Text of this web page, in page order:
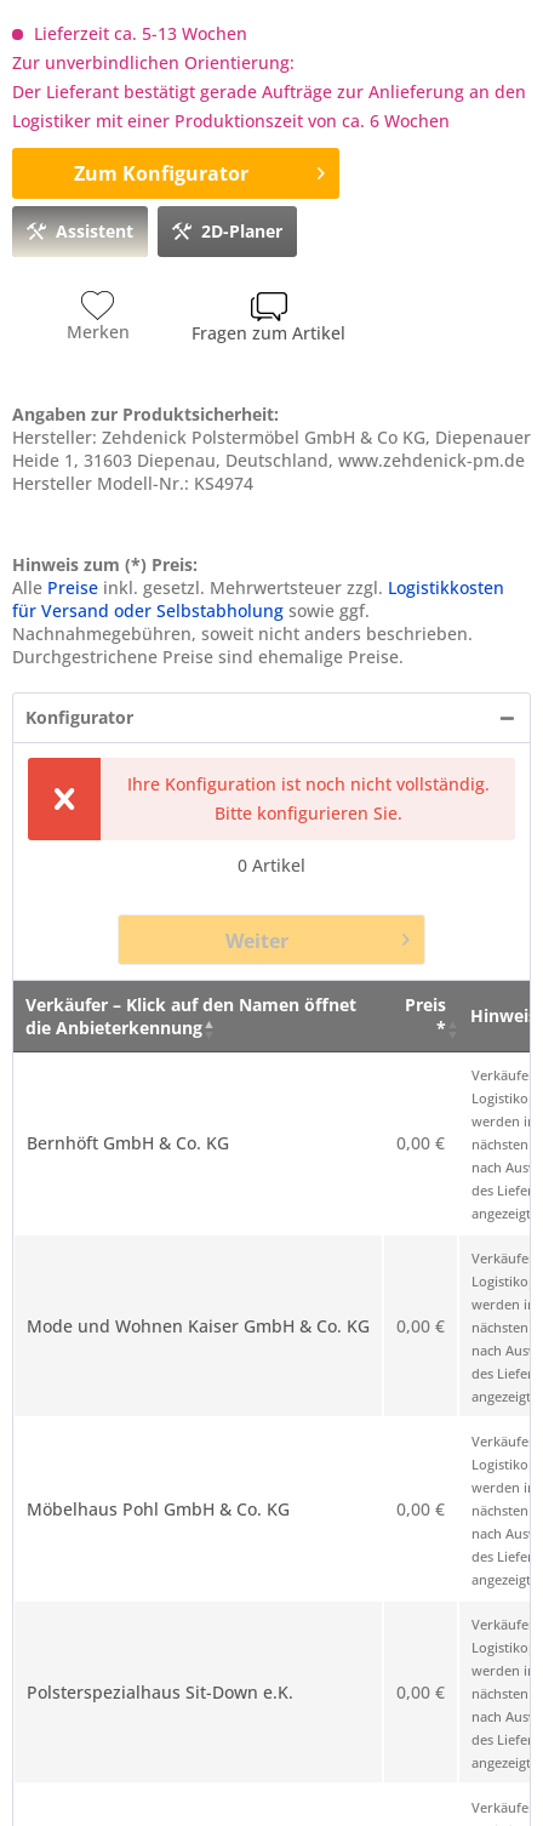
Lieferzeit ca. 5-13 Wochen
Zur unverbindlichen Orientierung:
Der Lieferant bestätigt gerade Aufträge zur Anlieferung an den
Logistiker mit einer Produktionszeit von ca. 6 Wochen
Zum Konfigurator
Assistent 2D-Planer
Merken Fragen zum Artikel
Angaben zur Produktsicherheit:
Hersteller: Zehdenick Polstermöbel GmbH & Co KG, Diepenauer
Heide 1, 31603 Diepenau, Deutschland, www.zehdenick-pm.de
Hersteller Modell-Nr.: KS4974
Hinweis zum (*) Preis:
Alle Preise inkl. gesetzl. Mehrwertsteuer zzgl. Logistikkosten
für Versand oder Selbstabholung sowie ggf.
Nachnahmegebühren, soweit nicht anders beschrieben.
Durchgestrichene Preise sind ehemalige Preise.
Konfigurator
Ihre Konfiguration ist noch nicht vollständig.
Bitte konfigurieren Sie.
0 Artikel
Weiter
Verkäufer – Klick auf den Namen öffnet
die Anbieterkennung
Preis
*
Hinweis
Bernhöft GmbH & Co. KG 0,00 €
Verkäufer
werden im
nächsten
nach
des
angezeigt.
Mode und Wohnen Kaiser GmbH & Co. KG 0,00 €
Verkäufer
werden im
nächsten
nach
des
angezeigt.
Möbelhaus Pohl GmbH & Co. KG 0,00 €
Verkäufer
werden im
nächsten
nach
des
angezeigt.
Polsterspezialhaus Sit-Down e.K. 0,00 €
Verkäufer
werden im
nächsten
nach
des
angezeigt.
Verkäufer